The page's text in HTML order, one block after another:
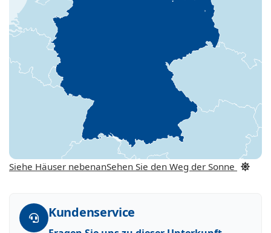
Siehe Häuser nebenanSehen Sie den Weg der Sonne
Kundenservice